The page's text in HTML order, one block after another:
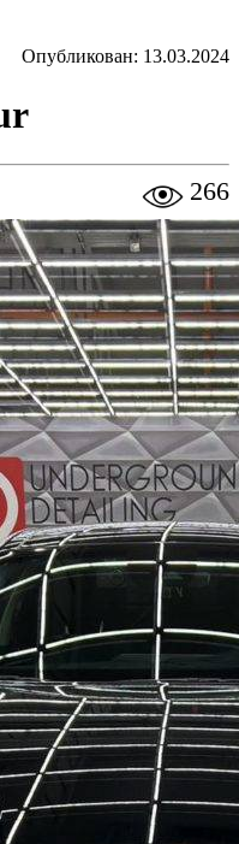
Опубликован: 13.03.2024
266